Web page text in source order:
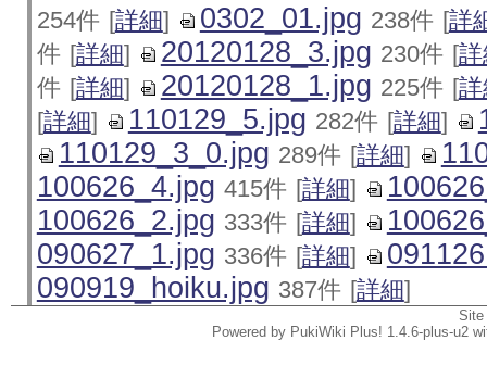
254件 [詳細] 0302_01.jpg 238件 [詳
件 [詳細] 20120128_3.jpg 230件 [
件 [詳細] 20120128_1.jpg 225件 [
[詳細] 110129_5.jpg 282件 [詳細]
110129_3_0.jpg 289件 [詳細]
100626_4.jpg 415件 [詳細]
100626_2.jpg 333件 [詳細]
090627_1.jpg 336件 [詳細]
090919_hoiku.jpg 387件 [詳細]
Powered by PukiWiki Plus! 1.4.6-plus-u2